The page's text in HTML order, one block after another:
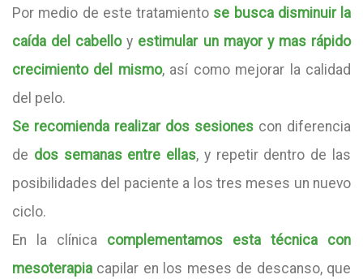
Por medio de este tratamiento se busca disminuir la
caída del cabelloy estimular un mayor y mas rápido
crecimiento del mismo, así como mejorar la calidad
del pelo.
Se recomienda realizar dos sesiones con diferencia
de dos semanas entre ellas, y repetir dentro de las
posibilidades del paciente a los tres meses un nuevo
ciclo.
En la clínica complementamos esta técnica con
mesoterapia capilar en los meses de descanso, que